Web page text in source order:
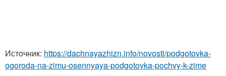
Источник: https://dachnayazhizn.info/novosti/podgotovka-
ogoroda-na-zimu-osennyaya-podgotovka-pochvy-k-zime